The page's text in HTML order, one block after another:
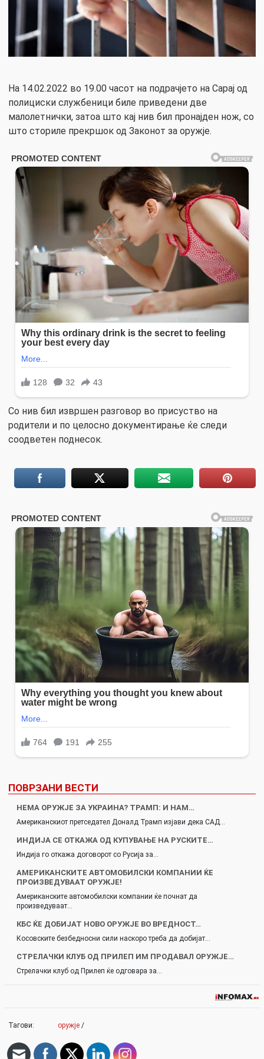
На 14.02.2022 во 19.00 часот на подрачјето на Сарај од
полициски службеници биле приведени две
малолетнички, затоа што кај нив бил пронајден нож, со
што сториле прекршок од Законот за оружје.
Со нив бил извршен разговор во присуство на
родители и по целосно документирање ќе следи
соодветен поднесок.
ПОВРЗАНИ ВЕСТИ
НЕМА ОРУЖЈЕ ЗА УКРАИНА? ТРАМП: И НАМ…
Американскиот претседател Доналд Трамп изјави дека САД…
ИНДИЈА СЕ ОТКАЖА ОД КУПУВАЊЕ НА РУСКИТЕ…
Индија го откажа договорот со Русија за…
АМЕРИКАНСКИТЕ АВТОМОБИЛСКИ КОМПАНИИ ЌЕ
ПРОИЗВЕДУВААТ ОРУЖЈЕ!
Американските автомобилски компании ќе почнат да
произведуваат…
КБС ЌЕ ДОБИЈАТ НОВО ОРУЖЈЕ ВО ВРЕДНОСТ…
Косовските безбедносни сили наскоро треба да добијат…
СТРЕЛАЧКИ КЛУБ ОД ПРИЛЕП ИМ ПРОДАВАЛ ОРУЖЈЕ…
Стрелачки клуб од Прилеп ќе одговара за…
Тагови: оружје /